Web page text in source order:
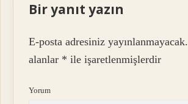
Bir yanıt yazın
E-posta adresiniz yayınlanmayacak.
alanlar * ile işaretlenmişlerdir
Yorum